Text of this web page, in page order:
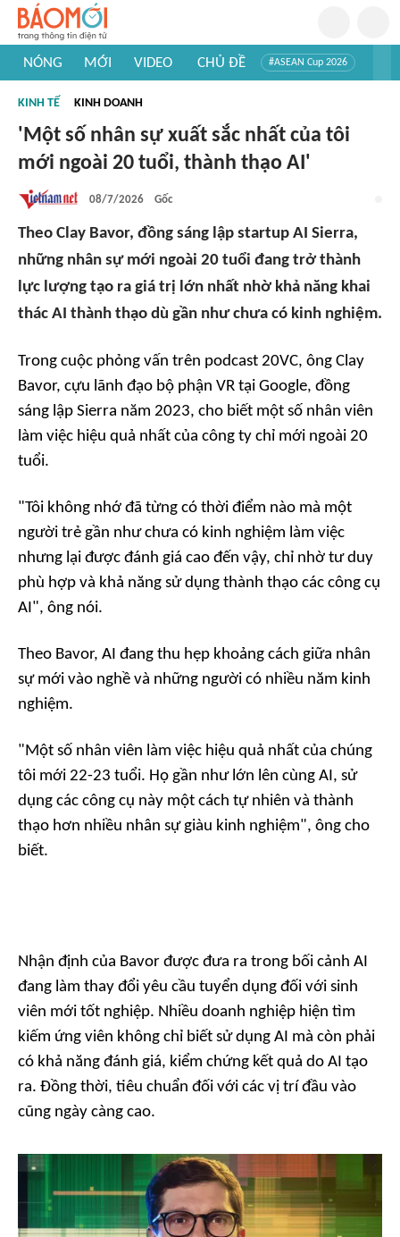
NÓNG MỚI VIDEO CHỦ ĐỀ #ASEAN Cup 2026
#Khám phá thế giới
KINH TẾ KINH DOANH
'Một số nhân sự xuất sắc nhất của tôi
mới ngoài 20 tuổi, thành thạo AI'
08/7/2026 Gốc
Theo Clay Bavor, đồng sáng lập startup AI Sierra,
những nhân sự mới ngoài 20 tuổi đang trở thành
lực lượng tạo ra giá trị lớn nhất nhờ khả năng khai
thác AI thành thạo dù gần như chưa có kinh nghiệm.
Trong cuộc phỏng vấn trên podcast 20VC, ông Clay
Bavor, cựu lãnh đạo bộ phận VR tại Google, đồng
sáng lập Sierra năm 2023, cho biết một số nhân viên
làm việc hiệu quả nhất của công ty chỉ mới ngoài 20
tuổi.
"Tôi không nhớ đã từng có thời điểm nào mà một
người trẻ gần như chưa có kinh nghiệm làm việc
nhưng lại được đánh giá cao đến vậy, chỉ nhờ tư duy
phù hợp và khả năng sử dụng thành thạo các công cụ
AI", ông nói.
Theo Bavor, AI đang thu hẹp khoảng cách giữa nhân
sự mới vào nghề và những người có nhiều năm kinh
nghiệm.
"Một số nhân viên làm việc hiệu quả nhất của chúng
tôi mới 22-23 tuổi. Họ gần như lớn lên cùng AI, sử
dụng các công cụ này một cách tự nhiên và thành
thạo hơn nhiều nhân sự giàu kinh nghiệm", ông cho
biết.
Nhận định của Bavor được đưa ra trong bối cảnh AI
đang làm thay đổi yêu cầu tuyển dụng đối với sinh
viên mới tốt nghiệp. Nhiều doanh nghiệp hiện tìm
kiếm ứng viên không chỉ biết sử dụng AI mà còn phải
có khả năng đánh giá, kiểm chứng kết quả do AI tạo
ra. Đồng thời, tiêu chuẩn đối với các vị trí đầu vào
cũng ngày càng cao.